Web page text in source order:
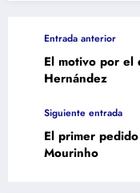
Entrada anterior
El motivo por el
Hernández
Siguiente entrada
El primer
Mourinho